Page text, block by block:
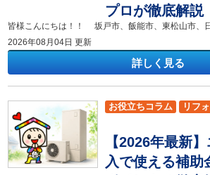
プロが徹底解説
2026年08月04日 更新
詳しく見る
【2026年最新
入で使える補助
お役立ちコラム リフ
鳩山町
越生町